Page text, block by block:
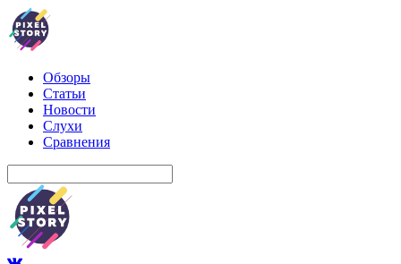
Обзоры
Статьи
Новости
Слухи
Сравнения